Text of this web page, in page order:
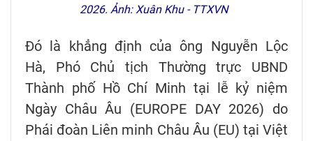
2026. Ảnh: Xuân Khu - TTXVN
Đó là khẳng định của ông Nguyễn Lộc
Hà, Phó Chủ tịch Thường trực UBND
Thành phố Hồ Chí Minh tại lễ kỷ niệm
Ngày Châu Âu (EUROPE DAY 2026) do
Phái đoàn Liên minh Châu Âu (EU) tại Việt